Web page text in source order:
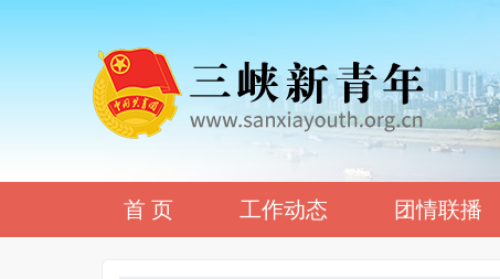
首 页 工作动态 团情联播